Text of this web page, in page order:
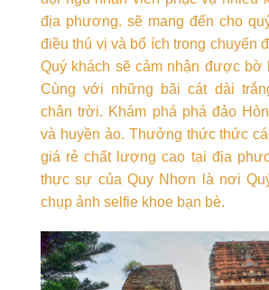
địa phương. sẽ mang đến cho
điều thú vị và bổ ích trong chuyến
Quý khách sẽ cảm nhận được bờ
Cùng với những bãi cát dài
chân trời. Khám phá phá đảo
và huyền ảo. Thưởng thức thức
giá rẻ chất lượng cao tại địa
thực sự của Quy Nhơn là nơi
chụp ảnh selfie khoe bạn bè.